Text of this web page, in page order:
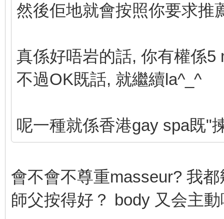
然後佢地就會按照你要求推
真係好唔岩的話, 你有權係5
不過OK既話, 就繼續la^_^
呢一種就係香港gay spa既"
會不會不尊重masseur? 我
師父按得好？ body 又会主